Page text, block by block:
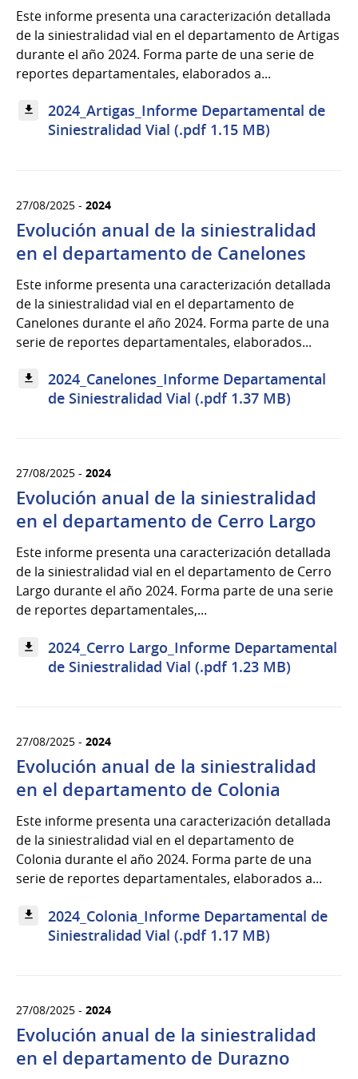
Este informe presenta una caracterización detallada
de la siniestralidad vial en el departamento de Artigas
durante el año 2024. Forma parte de una serie de
reportes departamentales, elaborados a...
2024_Artigas_Informe Departamental de
Siniestralidad Vial (.pdf 1.15 MB)
27/08/2025 - 2024
Evolución anual de la siniestralidad
en el departamento de Canelones
Este informe presenta una caracterización detallada
de la siniestralidad vial en el departamento de
Canelones durante el año 2024. Forma parte de una
serie de reportes departamentales, elaborados...
2024_Canelones_Informe Departamental
de Siniestralidad Vial (.pdf 1.37 MB)
27/08/2025 - 2024
Evolución anual de la siniestralidad
en el departamento de Cerro Largo
Este informe presenta una caracterización detallada
de la siniestralidad vial en el departamento de Cerro
Largo durante el año 2024. Forma parte de una serie
de reportes departamentales,...
2024_Cerro Largo_Informe Departamental
de Siniestralidad Vial (.pdf 1.23 MB)
27/08/2025 - 2024
Evolución anual de la siniestralidad
en el departamento de Colonia
Este informe presenta una caracterización detallada
de la siniestralidad vial en el departamento de
Colonia durante el año 2024. Forma parte de una
serie de reportes departamentales, elaborados a...
2024_Colonia_Informe Departamental de
Siniestralidad Vial (.pdf 1.17 MB)
27/08/2025 - 2024
Evolución anual de la siniestralidad
en el departamento de Durazno